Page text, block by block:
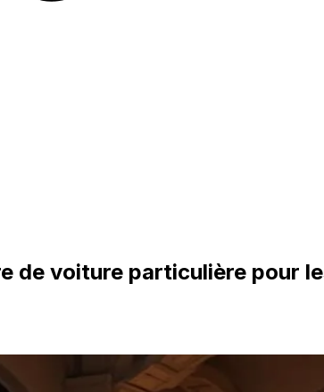
de voiture particulière pour